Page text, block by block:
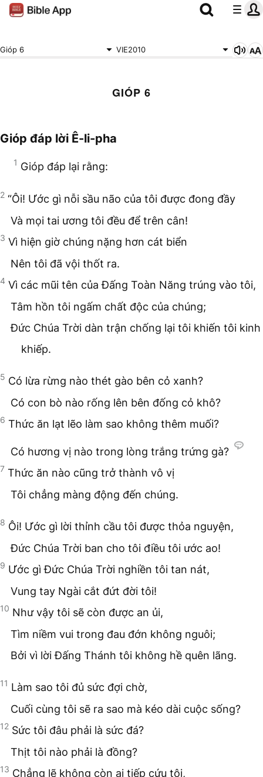
Gióp 6 VIE2010
GIÓP 6
Gióp đáp lời Ê-li-pha
1 Gióp đáp lại rằng:
2 “Ôi! Ước gì nỗi sầu não của tôi được đong đầy
Và mọi tai ương tôi đều để trên cân!
3 Vì hiện giờ chúng nặng hơn cát biển
Nên tôi đã vội thốt ra.
4 Vì các mũi tên của Đấng Toàn Năng trúng vào tôi,
Tâm hồn tôi ngấm chất độc của chúng;
Đức Chúa Trời dàn trận chống lại tôi khiến tôi kinh
khiếp.
5 Có lừa rừng nào thét gào bên cỏ xanh?
Có con bò nào rống lên bên đống cỏ khô?
6 Thức ăn lạt lẽo làm sao không thêm muối?
Có hương vị nào trong lòng trắng trứng gà?
7 Thức ăn nào cũng trở thành vô vị
Tôi chẳng màng động đến chúng.
8 Ôi! Ước gì lời thỉnh cầu tôi được thỏa nguyện,
Đức Chúa Trời ban cho tôi điều tôi ước ao!
9 Ước gì Đức Chúa Trời nghiền tôi tan nát,
Vung tay Ngài cắt đứt đời tôi!
10 Như vậy tôi sẽ còn được an ủi,
Tìm niềm vui trong đau đớn không nguôi;
Bởi vì lời Đấng Thánh tôi không hề quên lãng.
11 Làm sao tôi đủ sức đợi chờ,
Cuối cùng tôi sẽ ra sao mà kéo dài cuộc sống?
12 Sức tôi đâu phải là sức đá?
Thịt tôi nào phải là đồng?
13 Chẳng lẽ không còn ai tiếp cứu tôi,